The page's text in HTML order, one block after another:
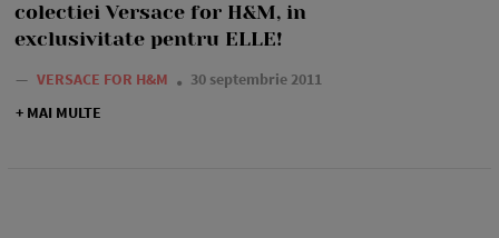
colectiei Versace for H&M, in
exclusivitate pentru ELLE!
— VERSACE FOR H&M
30 septembrie 2011
+ MAI MULTE